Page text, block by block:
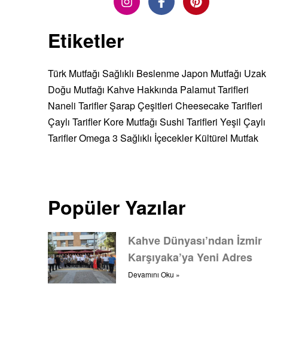
Etiketler
Türk Mutfağı Sağlıklı BeslenmeJapon Mutfağı Uzak
Doğu Mutfağı Kahve Hakkında Palamut Tarifleri
Naneli TariflerŞarap Çeşitleri Cheesecake Tarifleri
Çaylı Tarifler Kore Mutfağı Sushi Tarifleri Yeşil Çaylı
TariflerOmega 3 Sağlıklı İçecekler Kültürel Mutfak
Popüler Yazılar
Kahve Dünyası’ndan İzmir
Karşıyaka’ya Yeni Adres
Devamını Oku »